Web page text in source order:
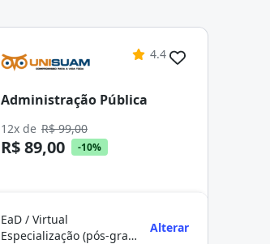
4.4
Administração Pública
12x de R$ 99,00
R$ 89,00 -10%
EaD / Virtual
Especialização (pós-graduação)
Alterar